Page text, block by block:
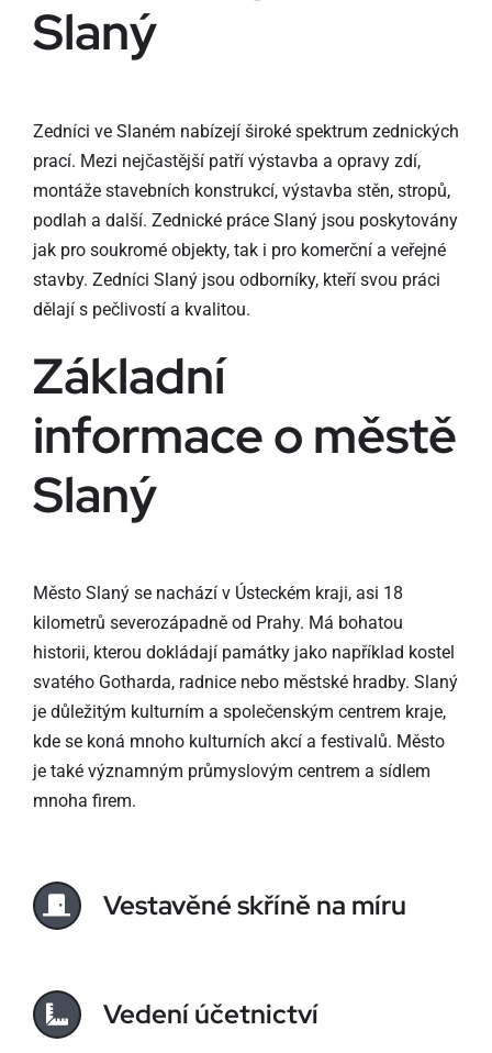
Slaný
Zedníci ve Slaném nabízejí široké spektrum zednických
prací. Mezi nejčastější patří výstavba a opravy zdí,
montáže stavebních konstrukcí, výstavba stěn, stropů,
podlah a další. Zednické práce Slaný jsou poskytovány
jak pro soukromé objekty, tak i pro komerční a veřejné
stavby. Zedníci Slaný jsou odborníky, kteří svou práci
dělají s pečlivostí a kvalitou.
Základní
informace o městě
Slaný
Město Slaný se nachází v Ústeckém kraji, asi 18
kilometrů severozápadně od Prahy. Má bohatou
historii, kterou dokládají památky jako například kostel
svatého Gotharda, radnice nebo městské hradby. Slaný
je důležitým kulturním a společenským centrem kraje,
kde se koná mnoho kulturních akcí a festivalů. Město
je také významným průmyslovým centrem a sídlem
mnoha firem.
Vestavěné skříně na míru
Vedení účetnictví